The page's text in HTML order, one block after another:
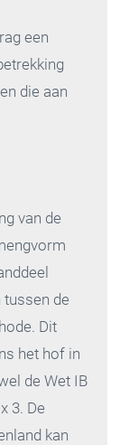
een
die aan
van de
de
Dit
het hof in
de Wet IB
3. De
kan